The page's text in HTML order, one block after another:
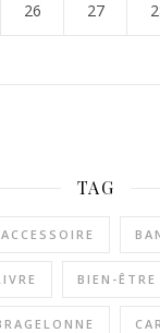
26 27
TAG
ACCESSOIRE
BIEN-ÊTRE